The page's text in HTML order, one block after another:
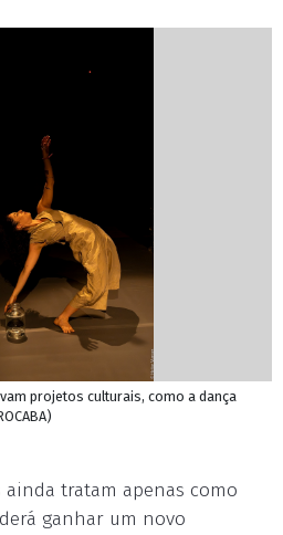
projetos culturais, como a dança
ainda tratam apenas como
ganhar um novo